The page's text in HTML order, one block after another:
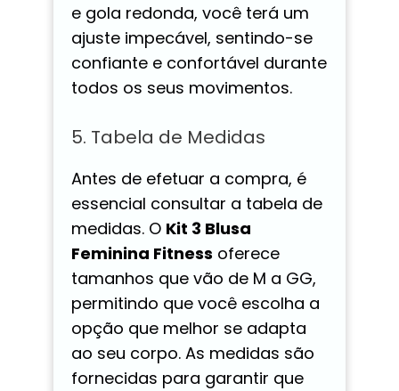
e gola redonda, você terá um
ajuste impecável, sentindo-se
confiante e confortável durante
todos os seus movimentos.
5. Tabela de Medidas
Antes de efetuar a compra, é
essencial consultar a tabela de
medidas. O Kit 3 Blusa
Feminina Fitness oferece
tamanhos que vão de M a GG,
permitindo que você escolha a
opção que melhor se adapta
ao seu corpo. As medidas são
fornecidas para garantir que